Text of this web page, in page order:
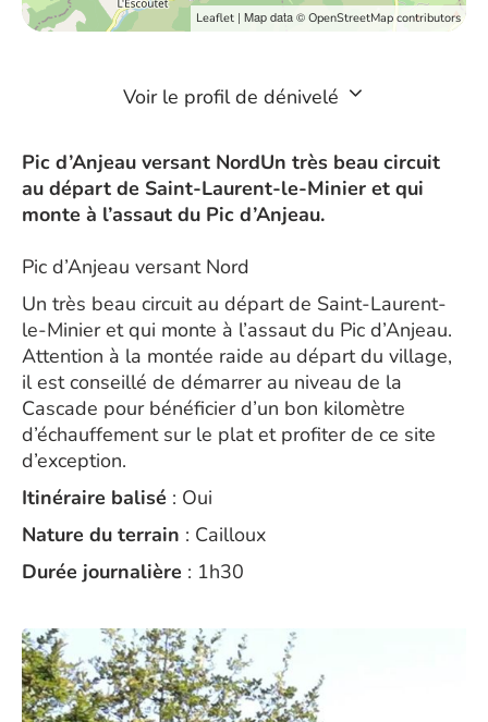
Leaflet | Map data © OpenStreetMap contributors
Voir le profil de dénivelé
Pic d’Anjeau versant NordUn très beau circuit
au départ de Saint-Laurent-le-Minier et qui
monte à l’assaut du Pic d’Anjeau.
Pic d’Anjeau versant Nord
Un très beau circuit au départ de Saint-Laurent-
le-Minier et qui monte à l’assaut du Pic d’Anjeau.
Attention à la montée raide au départ du village,
il est conseillé de démarrer au niveau de la
Cascade pour bénéficier d’un bon kilomètre
d’échauffement sur le plat et profiter de ce site
d’exception.
Itinéraire balisé : Oui
Nature du terrain : Cailloux
Durée journalière : 1h30